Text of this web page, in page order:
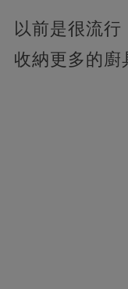
以前是很流
收納更多的廚